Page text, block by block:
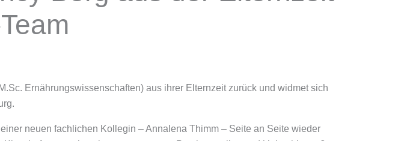
Ernährungswissenschaften) aus ihrer Elternzeit zurück und widmet sich
neuen fachlichen Kollegin – Annalena Thimm – Seite an Seite wieder